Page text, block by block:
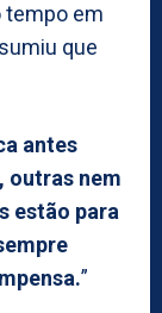
tempo em
que
antes
outras nem
estão para
”